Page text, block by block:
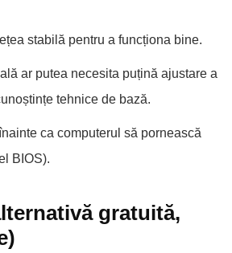
stabilă pentru a funcționa bine.
ar putea necesita puțină ajustare a
tehnice de bază.
ca computerul să pornească
BIOS).
gratuită,